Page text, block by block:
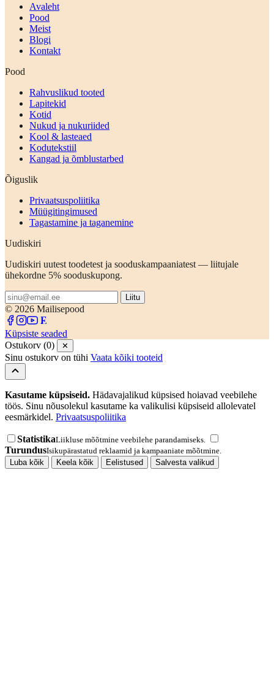
Avaleht
Pood
Meist
Blogi
Kontakt
Pood
Rahvuslikud tooted
Lapitekid
Kotid
Nukud ja nukuriided
Kool & lasteaed
Kodutekstiil
Kangad ja õmblustarbed
Õiguslik
Privaatsuspoliitika
Müügitingimused
Tagastamine ja taganemine
Uudiskiri
Uudiskiri uutest toodetest ja sooduskampaaniatest — liitujale
ühekordne 5% sooduskupong.
Liitu
© 2026 Mailisepood
Küpsiste seaded
Ostukorv (0)
✕
Sinu ostukorv on tühi Vaata kõiki tooteid
Kasutame küpsiseid. Hädavajalikud küpsised hoiavad veebilehe
töös. Sinu nõusolekul kasutame ka valikulisi küpsiseid allolevatel
eesmärkidel. Privaatsuspoliitika
StatistikaLiikluse mõõtmine veebilehe parandamiseks.
TurundusIsikupärastatud reklaamid ja kampaaniate mõõtmine.
Luba kõik
Keela kõik Eelistused Salvesta valikud